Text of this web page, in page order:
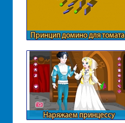
Принцип домино для томата
Наряжаем принцессу